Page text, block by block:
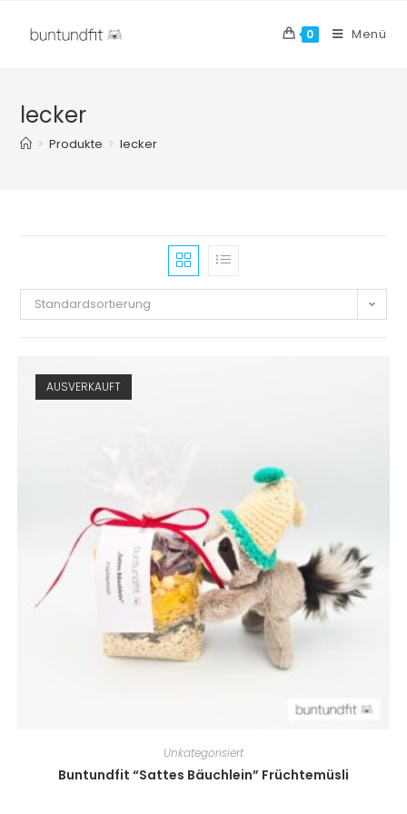
0 Menü
lecker
> Produkte > lecker
Standardsortierung
AUSVERKAUFT
Unkategorisiert
Buntundfit “Sattes Bäuchlein” Früchtemüsli